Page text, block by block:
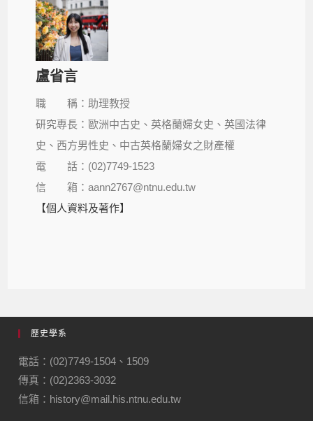
盧省言
職 稱：助理教授
研究專長：歐洲中古史、英格蘭婦女史、英國法律
史、西方男性史、中古英格蘭婦女之財產權
電 話：(02)7749-1523
信 箱：aann2767@ntnu.edu.tw
【個人資料及著作】
歷史學系
電話：(02)7749-1504、1509
傳真：(02)2363-3032
信箱：history@mail.his.ntnu.edu.tw